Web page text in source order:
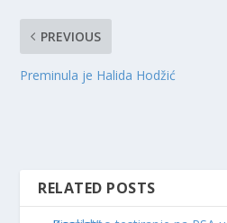
PREVIOUS
Preminula je Halida Hodžić
RELATED POSTS